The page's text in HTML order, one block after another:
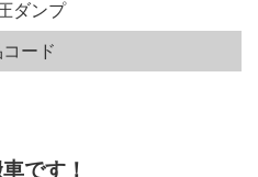
ダンプ
ード
です！